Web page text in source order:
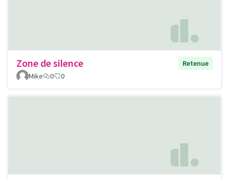
Zone de silence
Retenue
Mike
0 0